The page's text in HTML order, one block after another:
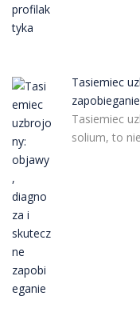
Tasiemiec
zapobieganie
Tasiemiec
solium, to